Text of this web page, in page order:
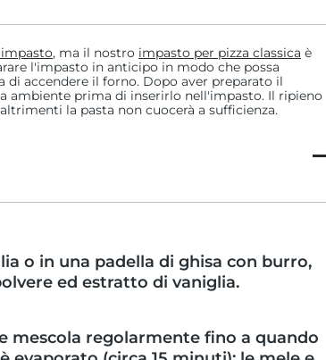
, ma il nostro impasto per pizza classica è
l'impasto in anticipo in modo che possa
accendere il forno. Dopo aver preparato il
ambiente prima di inserirlo nell'impasto. Il ripieno
la pasta non cuocerà a sufficienza.
o in una padella di ghisa con burro,
ed estratto di vaniglia.
mescola regolarmente fino a quando